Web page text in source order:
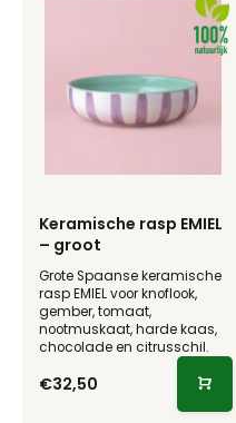
Keramische rasp EMIEL
– groot
Grote Spaanse keramische
rasp EMIEL voor knoflook,
gember, tomaat,
nootmuskaat, harde kaas,
chocolade en citrusschil.
€32,50